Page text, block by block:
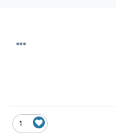
1